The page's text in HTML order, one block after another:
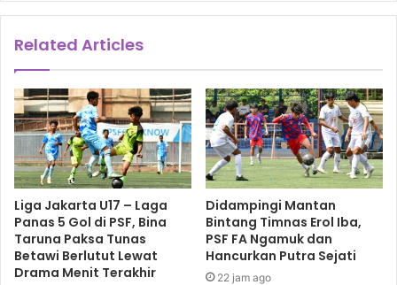
Related Articles
Liga Jakarta U17 – Laga
Panas 5 Gol di PSF, Bina
Taruna Paksa Tunas
Betawi Berlutut Lewat
Drama Menit Terakhir
Didampingi Mantan
Bintang Timnas Erol Iba,
PSF FA Ngamuk dan
Hancurkan Putra Sejati
22 jam ago